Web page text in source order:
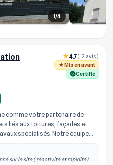
1/4
4.7(12 avis)
Mis en avant
Certifié
comme votre partenaire de
liés aux toitures, façades et
spécialisés. Notre équipe
sur le site ( réactivité et rapidité)